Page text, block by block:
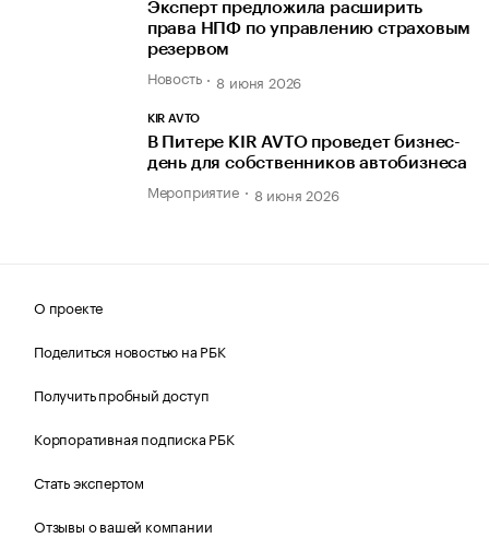
Эксперт предложила расширить
права НПФ по управлению страховым
резервом
Новость 8 июня 2026
KIR AVTO
В Питере KIR AVTO проведет бизнес-
день для собственников автобизнеса
Мероприятие 8 июня 2026
О проекте
Поделиться новостью на РБК
Получить пробный доступ
Корпоративная подписка РБК
Стать экспертом
Отзывы о вашей компании